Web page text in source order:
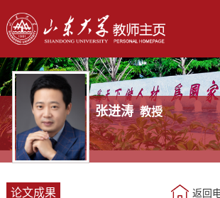
张进涛 教授
论文成果 返回